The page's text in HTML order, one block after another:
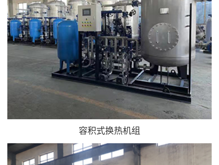
容积式换热机组